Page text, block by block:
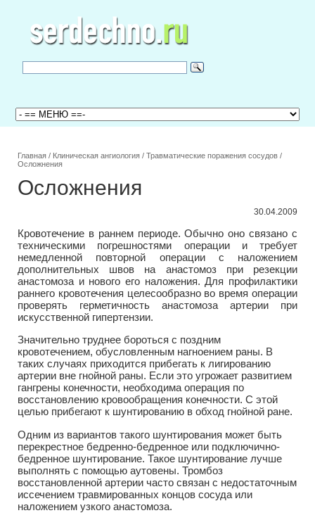
Главная / Клиническая ангиология / Травматические поражения сосудов /
Осложнения
Осложнения
30.04.2009
Кровотечение в раннем периоде. Обычно оно связано с
техническими погрешностями операции и требует
немедленной повторной операции с наложением
дополнительных швов на анастомоз при резекции
анастомоза и нового его наложения. Для профилактики
раннего кровотечения целесообразно во время операции
проверять герметичность анастомоза артерии при
искусственной гипертензии.
Значительно труднее бороться с поздним
кровотечением, обусловленным нагноением раны. В
таких случаях приходится прибегать к лигированию
артерии вне гнойной раны. Если это угрожает развитием
гангрены конечности, необходима операция по
восстановлению кровообращения конечности. С этой
целью прибегают к шунтированию в обход гнойной ране.
Одним из вариантов такого шунтирования может быть
перекрестное бедренно-бедренное или подключично-
бедренное шунтирование. Такое шунтирование лучше
выполнять с помощью аутовены. Тромбоз
восстановленной артерии часто связан с недостаточным
иссечением травмированных концов сосуда или
наложением узкого анастомоза.